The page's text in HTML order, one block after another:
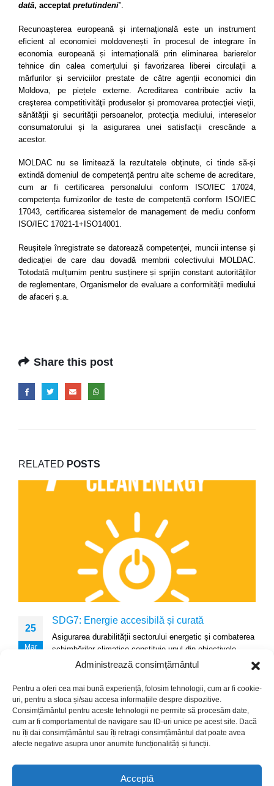
Administrează consimțământul
Pentru a oferi cea mai bună experiență, folosim tehnologii, cum ar fi cookie-
uri, pentru a stoca și/sau accesa informațiile despre dispozitive.
Consimțământul pentru aceste tehnologii ne permite să procesăm date,
cum ar fi comportamentul de navigare sau ID-uri unice pe acest site. Dacă
nu îți dai consimțământul sau îți retragi consimțământul dat poate avea
afecte negative asupra unor anumite funcționalități și funcții.
Acceptă
dată, acceptat pretutindeni”.
Recunoașterea europeană și internațională este un instrument
eficient al economiei moldovenești în procesul de integrare în
economia europeană și internațională prin eliminarea barierelor
tehnice din calea comerțului și favorizarea liberei circulații a
mărfurilor și serviciilor prestate de către agenții economici din
Moldova, pe piețele externe. Acreditarea contribuie activ la
creşterea competitivităţii produselor și promovarea protecţiei vieţii,
sănătăţii şi securităţii persoanelor, protecţia mediului, intereselor
consumatorului și la asigurarea unei satisfacții crescânde a
acestor.
MOLDAC nu se limitează la rezultatele obținute, ci tinde să-și
extindă domeniul de competență pentru alte scheme de acreditare,
cum ar fi certificarea personalului conform ISO/IEC 17024,
competența furnizorilor de teste de competență conform ISO/IEC
17043, certificarea sistemelor de management de mediu conform
ISO/IEC 17021-1+ISO14001.
Reușitele înregistrate se datorează competenței, muncii intense și
dedicației de care dau dovadă membrii colectivului MOLDAC.
Totodată mulțumim pentru susținere și sprijin constant autorităților
de reglementare, Organismelor de evaluare a conformității mediului
de afaceri ș.a.
Share this post
RELATED POSTS
25
Mar
SDG7: Energie accesibilă și curată
Asigurarea durabilității sectorului energetic și combaterea
schimbărilor climatice constituie unul din obiectivele
politicii de stat în domeniul energetic. Accesul...
© Copyright 2024. Crafted with ♥ by